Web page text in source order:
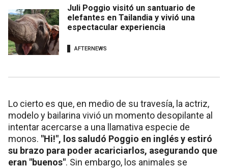
Juli Poggio visitó un santuario de
elefantes en Tailandia y vivió una
espectacular experiencia
AFTERNEWS
Lo cierto es que, en medio de su travesía, la actriz,
modelo y bailarina vivió un momento desopilante al
intentar acercarse a una llamativa especie de
monos. "Hi!", los saludó Poggio en inglés y estiró
su brazo para poder acariciarlos, asegurando que
eran "buenos". Sin embargo, los animales se